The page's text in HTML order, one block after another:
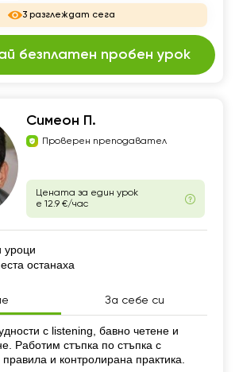
3 разглеждат сега
безплатен пробен урок
Симеон П.
Проверен преподавател
Цената за един урок
е 12.9 €/час
уроци
останаха
За себе си
с listening, бавно четене и
Работим стъпка по стъпка с
и контролирана практика.